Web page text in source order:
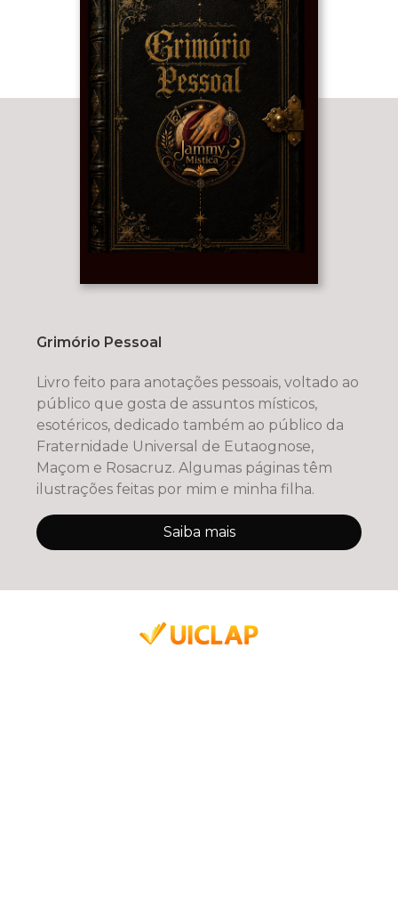
Grimório Pessoal
Livro feito para anotações pessoais, voltado ao
público que gosta de assuntos místicos,
esotéricos, dedicado também ao público da
Fraternidade Universal de Eutaognose,
Maçom e Rosacruz. Algumas páginas têm
ilustrações feitas por mim e minha filha.
Saiba mais